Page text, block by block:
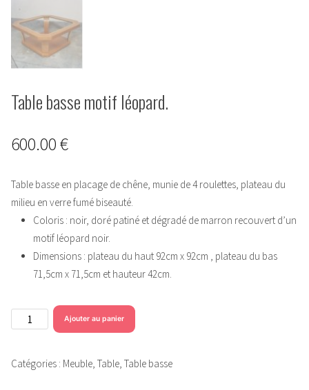
Table basse motif léopard.
600.00€
Table basse en placage de chêne, munie de 4 roulettes, plateau du
milieu en verre fumé biseauté.
Coloris : noir, doré patiné et dégradé de marron recouvert d’un
motif léopard noir.
Dimensions : plateau du haut 92cm x 92cm , plateau du bas
71,5cm x 71,5cm et hauteur 42cm.
quantité
basse
Ajouter au panier
Catégories : Meuble, Table, Table basse